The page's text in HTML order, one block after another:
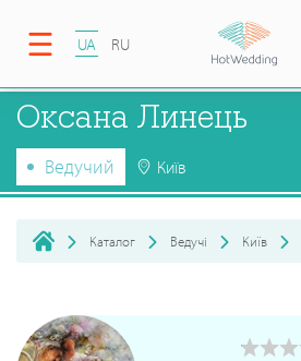
UA RU
Оксана Линець
Ведучий Київ
Каталог Ведучі Київ